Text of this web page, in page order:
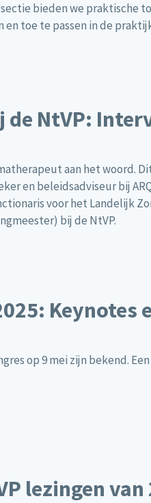
bieden we praktische
toe te passen in de
de NtVP:
aan het woord.
en beleidsadviseur bij
voor het Landelijk
bij de NtVP.
Keynotes
op 9 mei zijn bekend.
lezingen